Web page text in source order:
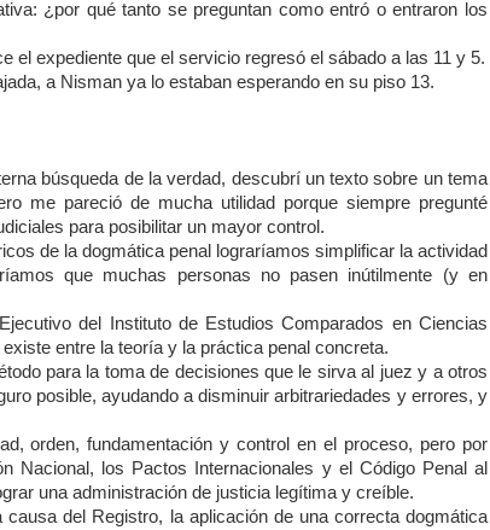
¿por qué tanto se preguntan como entró o entraron los
el expediente que el servicio regresó el sábado a las 11 y 5.
a Nisman ya lo estaban esperando en su piso 13.
búsqueda de la verdad, descubrí un texto sobre un tema
me pareció de mucha utilidad porque siempre pregunté
para posibilitar un mayor control.
de la dogmática penal lograríamos simplificar la actividad
que muchas personas no pasen inútilmente (y en
del
Instituto de Estudios Comparados en Ciencias
entre la teoría y la práctica penal concreta.
para la toma de decisiones que le sirva al juez y a otros
posible, ayudando a disminuir arbitrariedades y errores, y
orden, fundamentación y control en el proceso, pero por
Nacional, los Pactos Internacionales y el Código Penal al
una administración de justicia legítima y creíble.
del Registro, la aplicación de una correcta dogmática